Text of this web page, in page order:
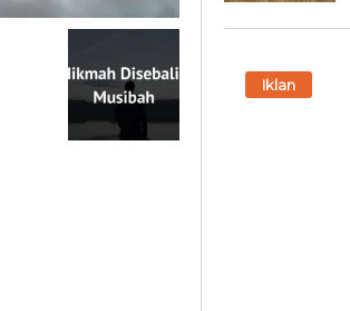
Iklan